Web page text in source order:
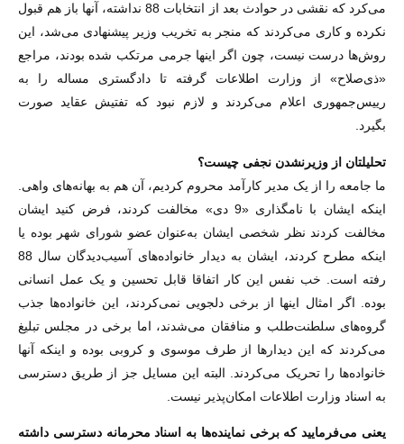
می‌کرد که نقشی در حوادث بعد از انتخابات 88 نداشته، آنها باز هم قبول
نکرده و کاری می‌کردند که منجر به تخریب وزیر پیشنهادی می‌شد، این
روش‌ها درست نیست، چون اگر اینها جرمی مرتکب شده بودند، مراجع
«ذی‌صلاح» از وزارت اطلاعات گرفته تا دادگستری مساله را به
رییس‌جمهوری اعلام می‌کردند و لازم نبود که تفتیش عقاید صورت
بگیرد.
‌تحلیلتان از وزیرنشدن نجفی چیست؟
ما جامعه را از یک مدیر کارآمد محروم کردیم، آن هم به بهانه‌های واهی.
اینکه ایشان با نامگذاری «9 دی» مخالفت کردند، فرض کنید ایشان
مخالفت کردند نظر شخصی ایشان به‌عنوان عضو شورای شهر بوده یا
اینکه مطرح کردند، ایشان به دیدار خانواده‌های آسیب‌دیدگان سال 88
رفته است. خب نفس این کار اتفاقا قابل تحسین و یک عمل انسانی
بوده. اگر امثال اینها از برخی دلجویی نمی‌کردند، این خانواده‌ها جذب
گروه‌های سلطنت‌طلب و منافقان می‌شدند، اما برخی در مجلس تبلیغ
می‌کردند که این دیدارها از طرف موسوی و کروبی بوده و اینکه آنها
خانواده‌ها را تحریک می‌کردند. البته این مسایل جز از طریق دسترسی
به اسناد وزارت اطلاعات امکان‌پذیر نیست.
‌یعنی می‌فرمایید که برخی نماینده‌ها به اسناد محرمانه دسترسی داشته‏